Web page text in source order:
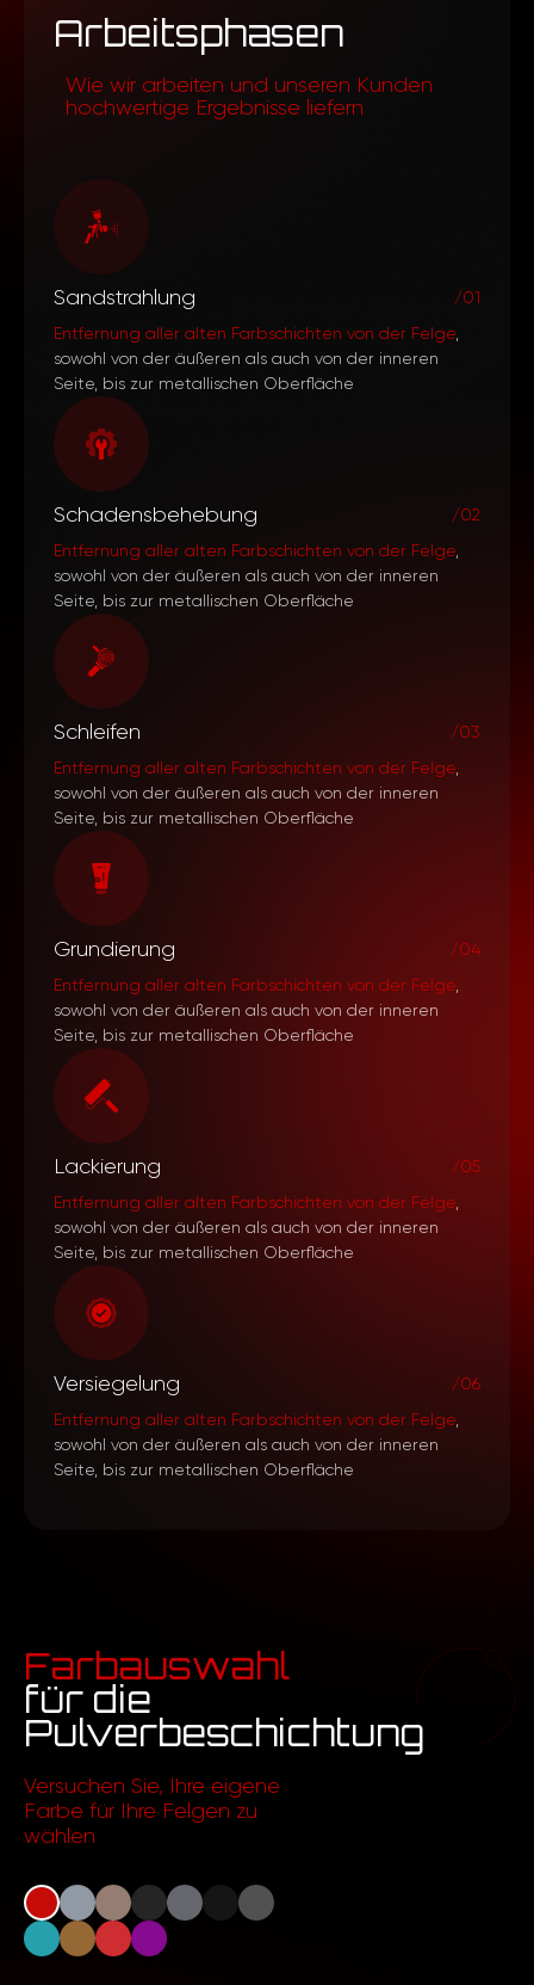
Arbeitsphasen
Wie wir arbeiten und unseren Kunden
hochwertige Ergebnisse liefern
Sandstrahlung
/01
Entfernung aller alten Farbschichten von der Felge,
sowohl von der äußeren als auch von der inneren
Seite, bis zur metallischen Oberfläche
Schadensbehebung
/02
Entfernung aller alten Farbschichten von der Felge,
sowohl von der äußeren als auch von der inneren
Seite, bis zur metallischen Oberfläche
Schleifen
/03
Entfernung aller alten Farbschichten von der Felge,
sowohl von der äußeren als auch von der inneren
Seite, bis zur metallischen Oberfläche
Grundierung
/04
Entfernung aller alten Farbschichten von der Felge,
sowohl von der äußeren als auch von der inneren
Seite, bis zur metallischen Oberfläche
Lackierung
/05
Entfernung aller alten Farbschichten von der Felge,
sowohl von der äußeren als auch von der inneren
Seite, bis zur metallischen Oberfläche
Versiegelung
/06
Entfernung aller alten Farbschichten von der Felge,
sowohl von der äußeren als auch von der inneren
Seite, bis zur metallischen Oberfläche
Farbauswahl
für die
Pulverbeschichtung
Versuchen Sie, Ihre eigene
Farbe für Ihre Felgen zu
wählen